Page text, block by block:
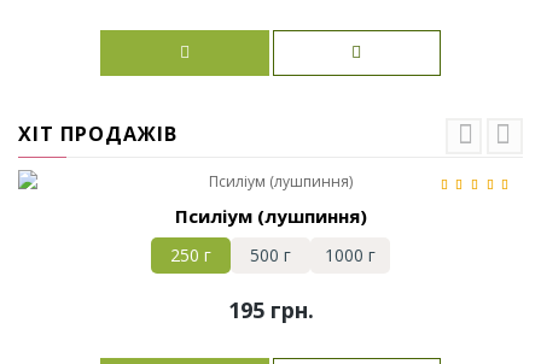
ХІТ ПРОДАЖІВ
Псиліум (лушпиння)
250 г 500 г 1000 г
195 грн.